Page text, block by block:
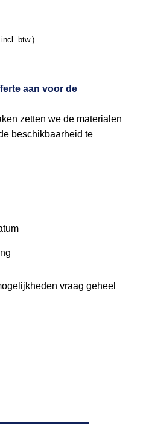
incl. btw.)
aan voor de
zetten we de materialen
beschikbaarheid te
vraag geheel